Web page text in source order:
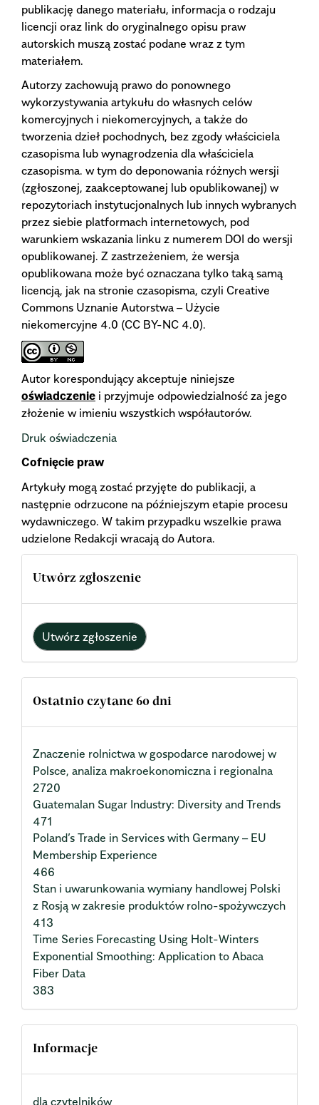
publikację danego materiału, informacja o rodzaju
licencji oraz link do oryginalnego opisu praw
autorskich muszą zostać podane wraz z tym
materiałem.
Autorzy zachowują prawo do ponownego
wykorzystywania artykułu do własnych celów
komercyjnych i niekomercyjnych, a także do
tworzenia dzieł pochodnych, bez zgody właściciela
czasopisma lub wynagrodzenia dla właściciela
czasopisma. w tym do deponowania różnych wersji
(zgłoszonej, zaakceptowanej lub opublikowanej) w
repozytoriach instytucjonalnych lub innych wybranych
przez siebie platformach internetowych, pod
warunkiem wskazania linku z numerem DOI do wersji
opublikowanej. Z zastrzeżeniem, że wersja
opublikowana może być oznaczana tylko taką samą
licencją, jak na stronie czasopisma, czyli Creative
Commons Uznanie Autorstwa – Użycie
niekomercyjne 4.0 (CC BY-NC 4.0).
Autor korespondujący akceptuje niniejsze
oświadczenie i przyjmuje odpowiedzialność za jego
złożenie w imieniu wszystkich współautorów.
Druk oświadczenia
Cofnięcie praw
Artykuły mogą zostać przyjęte do publikacji, a
następnie odrzucone na późniejszym etapie procesu
wydawniczego. W takim przypadku wszelkie prawa
udzielone Redakcji wracają do Autora.
Utwórz zgłoszenie
Utwórz zgłoszenie
Ostatnio czytane 60 dni
Znaczenie rolnictwa w gospodarce narodowej w
Polsce, analiza makroekonomiczna i regionalna
2720
Guatemalan Sugar Industry: Diversity and Trends
471
Poland’s Trade in Services with Germany – EU
Membership Experience
466
Stan i uwarunkowania wymiany handlowej Polski
z Rosją w zakresie produktów rolno-spożywczych
413
Time Series Forecasting Using Holt-Winters
Exponential Smoothing: Application to Abaca
Fiber Data
383
Informacje
dla czytelników